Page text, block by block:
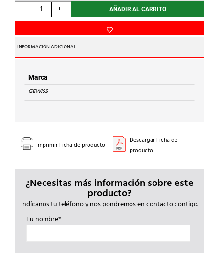
-
GEWISS
-
10A
250V
A-
A.SYSTEM
cantidad
+ AÑADIR AL CARRITO
INFORMACIÓN ADICIONAL
Marca
GEWISS
Imprimir Ficha de producto
Descargar Ficha de
producto
¿Necesitas más información sobre este
producto?
Indícanos tu teléfono y nos pondremos en contacto contigo.
Tu nombre*